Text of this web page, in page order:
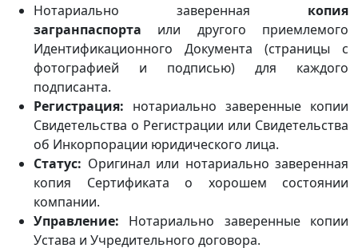
Нотариально заверенная копия
загранпаспорта или другого приемлемого
Идентификационного Документа (страницы с
фотографией и подписью) для каждого
подписанта.
Регистрация: нотариально заверенные копии
Свидетельства о Регистрации или Свидетельства
об Инкорпорации юридического лица.
Статус: Оригинал или нотариально заверенная
копия Сертификата о хорошем состоянии
компании.
Управление: Нотариально заверенные копии
Устава и Учредительного договора.